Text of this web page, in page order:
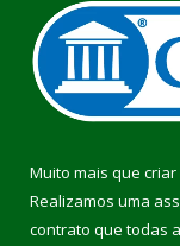
Muito mais que criar
Realizamos uma
contrato que todas